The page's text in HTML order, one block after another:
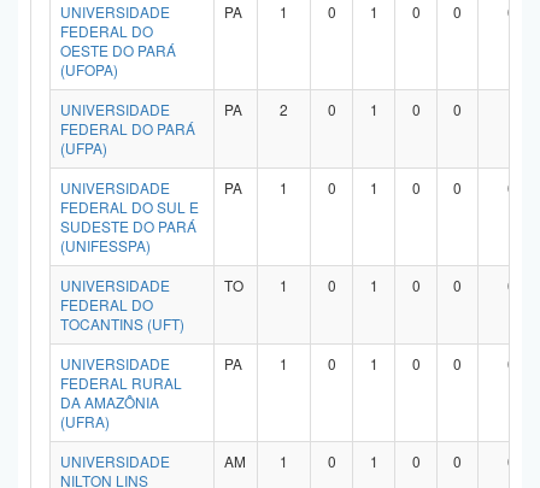
UNIVERSIDADE
FEDERAL DO
OESTE DO PARÁ
(UFOPA)
PA 1 0 1 0 0 0
UNIVERSIDADE
FEDERAL DO PARÁ
(UFPA)
PA 2 0 1 0 0
UNIVERSIDADE
FEDERAL DO SUL E
SUDESTE DO PARÁ
(UNIFESSPA)
PA 1 0 1 0 0 0
UNIVERSIDADE
FEDERAL DO
TOCANTINS (UFT)
TO 1 0 1 0 0 0
UNIVERSIDADE
FEDERAL RURAL
DA AMAZÔNIA
(UFRA)
PA 1 0 1 0 0 0
UNIVERSIDADE
NILTON LINS
AM 1 0 1 0 0 0